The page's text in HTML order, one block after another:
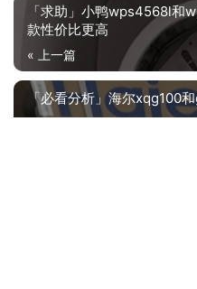
「求助」小鸭wps4568l和
款性价比更高
« 上一篇
「必看分析」海尔xqg100